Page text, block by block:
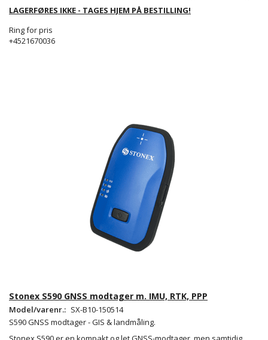
LAGERFØRES IKKE - TAGES HJEM PÅ BESTILLING!
Ring for pris
+4521670036
Stonex S590 GNSS modtager m. IMU, RTK, PPP
Model/varenr.: SX-B10-150514
S590 GNSS modtager - GIS & landmåling.